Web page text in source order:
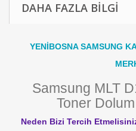
DAHA FAZLA BILGI
YENİBOSNA SAMSUNG
Samsung MLT
Toner
Neden Bizi Tercih